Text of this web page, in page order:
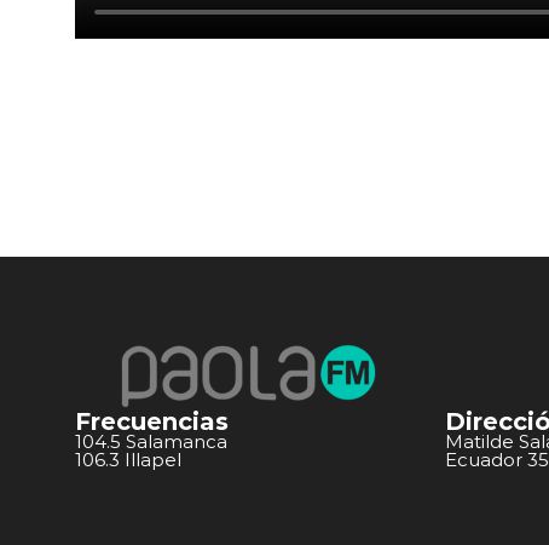
Frecuencias
104.5 Salamanca
106.3 Illapel
Matilde
Ecuador